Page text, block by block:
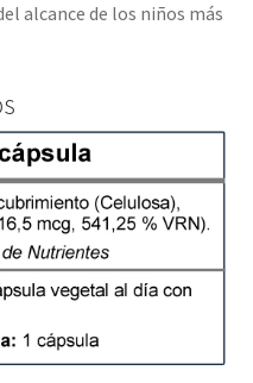
alcance de los niños más